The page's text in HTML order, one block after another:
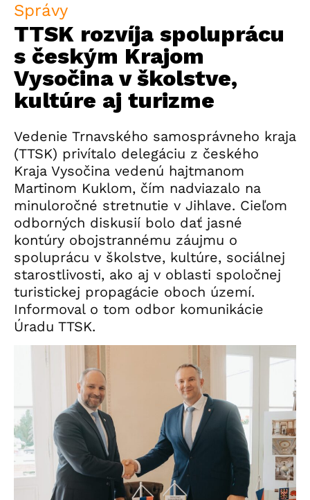
Správy
TTSK rozvíja spoluprácu
s českým Krajom
Vysočina v školstve,
kultúre aj turizme
Vedenie Trnavského samosprávneho kraja
(TTSK) privítalo delegáciu z českého
Kraja Vysočina vedenú hajtmanom
Martinom Kuklom, čím nadviazalo na
minuloročné stretnutie v Jihlave. Cieľom
odborných diskusií bolo dať jasné
kontúry obojstrannému záujmu o
spoluprácu v školstve, kultúre, sociálnej
starostlivosti, ako aj v oblasti spoločnej
turistickej propagácie oboch území.
Informoval o tom odbor komunikácie
Úradu TTSK.